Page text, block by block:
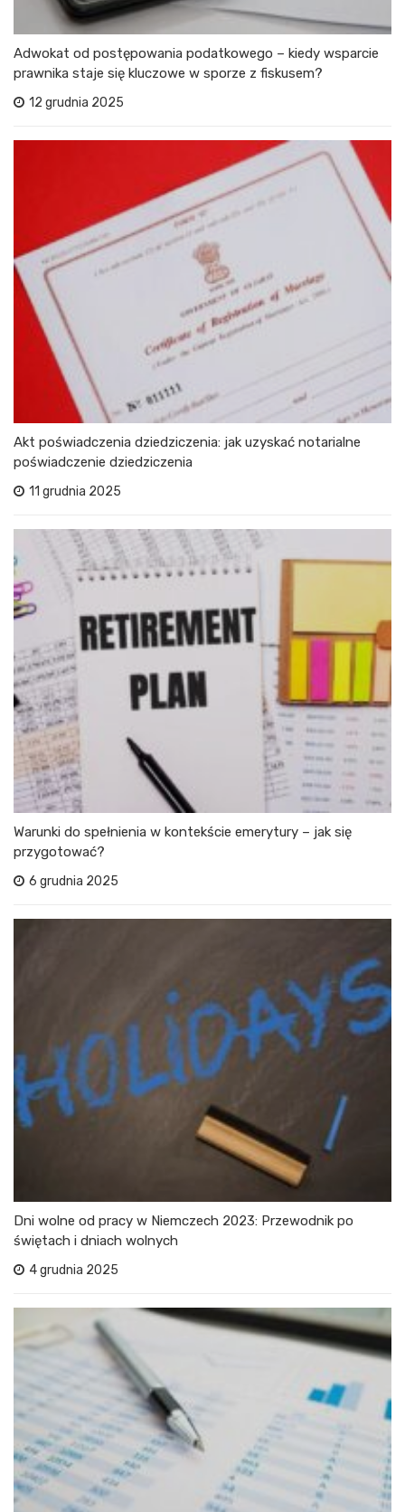
Adwokat od postępowania podatkowego – kiedy wsparcie
prawnika staje się kluczowe w sporze z fiskusem?
12 grudnia 2025
Akt poświadczenia dziedziczenia: jak uzyskać notarialne
poświadczenie dziedziczenia
11 grudnia 2025
Warunki do spełnienia w kontekście emerytury – jak się
przygotować?
6 grudnia 2025
Dni wolne od pracy w Niemczech 2023: Przewodnik po
świętach i dniach wolnych
4 grudnia 2025